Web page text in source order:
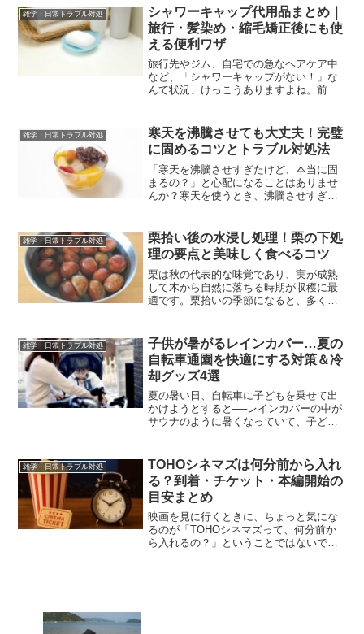
されています。本記事では、冷凍カキフ
ライをおいしく仕上げるた...
雑学・日常トラブル対処
シャワーキャップ代用品まとめ｜
旅行・髪染め・縮毛矯正後にも使
える便利ワザ
旅行先やジム、自宅での急なヘアケア中
など、「シャワーキャップがない！」な
んて状況、けっこうありますよね。前日
矯正をかけたばかりの敏感な髪のときな
ど…髪を濡らしたくない瞬...
雑学・日常トラブル対処
寒天を沸騰させても大丈夫！完璧
に固めるコツとトラブル対処法
「寒天を沸騰させすぎたけど、本当に固
まるの？」と心配になることはありませ
んか？寒天を使うとき、沸騰させすぎて
ても固まり方に影響はありません。寒天
が完全に溶けなければ固ま...
雑学・日常トラブル対処
栗拾い後の水浸し処理！栗の下処
理の要点と美味しく食べるコツ
栗は秋の代表的な味覚であり、実が成熟
して木から自然に落ちる時期が収穫に最
適です。栗拾いの季節になると、多くの
ると、栗の処理は少々手間がかかりま
す。特に、栗の下処理は美味し...
雑学・日常トラブル対処
子供が暑がるレインカバー…夏の
自転車通園を快適にする対策＆冷
却グッズ4選
夏の暑い日、自転車に子どもを乗せて出
かけようとすると──レインカバーの中が
サウナのように暑くなっていて、子ども
で毎日自転車を使うご家庭では、**レイ
ンカバーの“暑さ対策...
雑学・日常トラブル対処
TOHOシネマズは何分前から入れ
る？到着・チケット・本編開始の
目安まとめ
映画を見に行くときに、ちょっと気にな
るのが「TOHOシネマズって、何分前か
ら入れるの？」ということではないでし